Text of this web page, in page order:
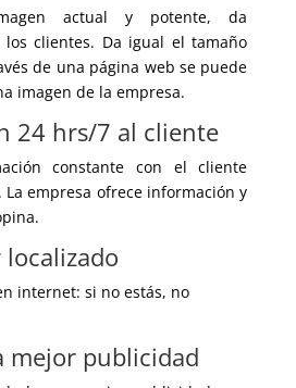
actual y potente, da
clientes. Da igual el tamaño
de una página web se puede
imagen de la empresa.
hrs/7 al cliente
constante con el cliente
empresa ofrece información y
internet: si no estás, no
publicidad